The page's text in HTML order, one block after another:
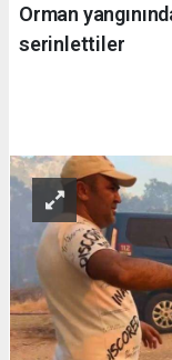
Orman
serinlettiler